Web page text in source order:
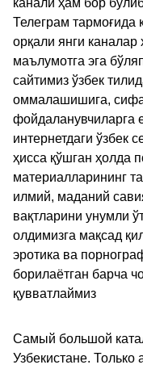
Телеграм тармоғида
орқали янги
маълумотга эга
сайтимиз ўзбек
оммалашишига,
фойдаланувчиларга
интернетдаги ўзбек
ҳисса қўшган ҳолда
материалларининг
илмий, маданий
вақтларини унумли
олдимизга мақсад
эротика ва
борилаётган барча
қувватлаймиз
Самый большой
Узбекистане. Только